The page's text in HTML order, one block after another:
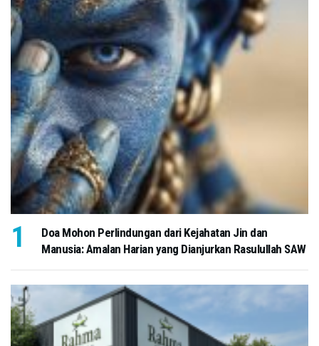
Doa Mohon Perlindungan dari Kejahatan Jin dan
Manusia: Amalan Harian yang Dianjurkan Rasulullah SAW